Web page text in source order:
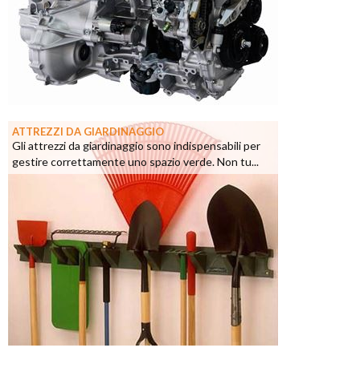
ATTREZZI DA GIARDINAGGIO
Gli attrezzi da giardinaggio sono indispensabili per
gestire correttamente uno spazio verde. Non tu...